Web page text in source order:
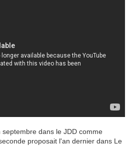
dans le JDD comme
proposait l'an dernier dans Le